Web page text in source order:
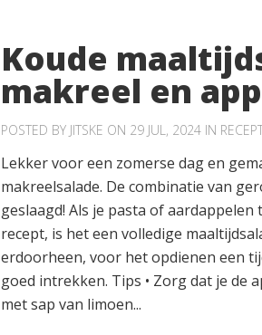
Koude
makreel en
POSTED BY JITSKE ON 29 JUL, 2024 IN
Lekker voor een zomerse dag en
makreelsalade. De combinatie van
geslaagd! Als je pasta of
recept, is het een volledige
erdoorheen, voor het opdienen een
goed intrekken. Tips • Zorg dat je de
met sap van limoen...